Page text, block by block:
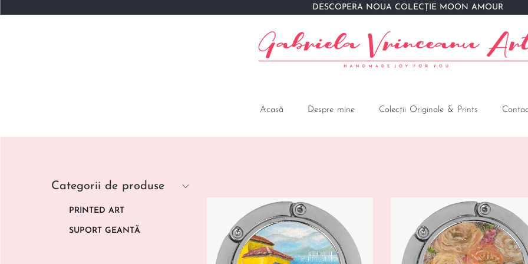
DESCOPERĂ NOUA COLECȚIE MOON AMOUR
Acasă Despre mine Colecții Originale & Prints
Categorii de produse
PRINTED ART
SUPORT GEANTĂ